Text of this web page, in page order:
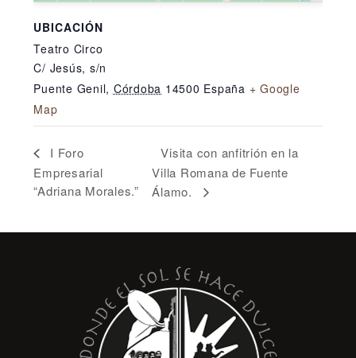
UBICACIÓN
Teatro Circo
C/ Jesús, s/n
Puente Genil, Córdoba 14500 España + Google
Map
I Foro
Empresarial
“Adriana Morales.”
Visita con anfitrión en la
Villa Romana de Fuente
Álamo.